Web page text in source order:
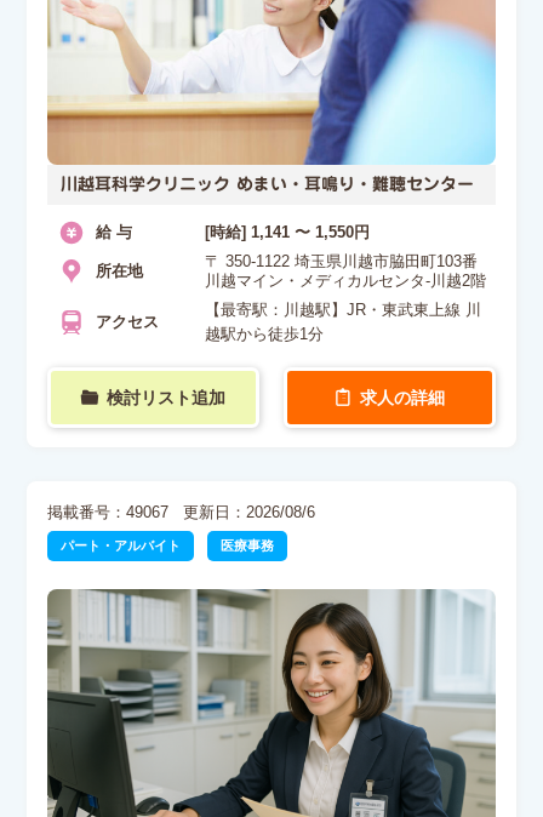
川越耳科学クリニック めまい・耳鳴り・難聴センター
給 与 [時給] 1,141 〜 1,550円
所在地
〒 350-1122 埼玉県川越市脇田町103番
川越マイン・メディカルセンタ-川越2階
アクセス
【最寄駅：川越駅】JR・東武東上線 川
越駅から徒歩1分
検討リスト追加 求人の詳細
掲載番号：49067 更新日：2026/08/6
パート・アルバイト 医療事務